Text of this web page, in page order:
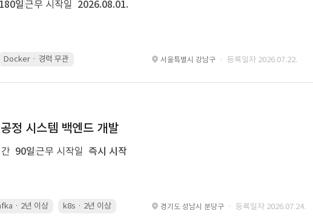
180일 근무 시작일 2026.08.01.
Docker · 경력 무관 Kubernetes · 경력 무관 Git · 경력 무관 restful api · 경력 무
서울특별시 강남구 · 등록일자 2026.07.22.
시스템 백엔드 개발
90일 근무 시작일 즉시 시작
· 2년 이상 k8s · 2년 이상 Spring Boot · 3년 이상 Airflow · 2년 이상
경기도 성남시 분당구 · 등록일자 2026.07.24.